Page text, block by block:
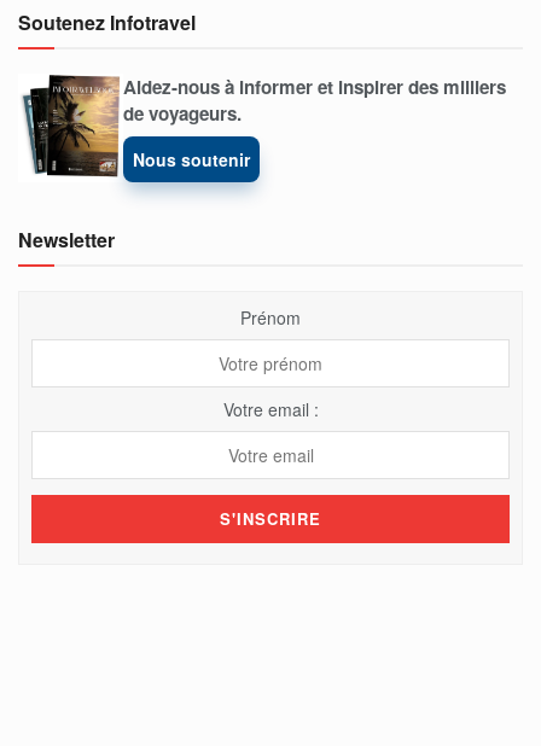
Soutenez Infotravel
Aidez-nous à informer et inspirer des milliers
de voyageurs.
Nous soutenir
Newsletter
Prénom
Votre email :